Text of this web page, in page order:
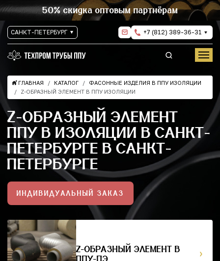
50% скидка оптовым партнёрам
САНКТ-ПЕТЕРБУРГ +7 (812) 389-36-31
ГЛАВНАЯ КАТАЛОГ
ФАСОННЫЕ ИЗДЕЛИЯ В ППУ ИЗОЛЯЦИИ
Z-ОБРАЗНЫЙ ЭЛЕМЕНТ В ППУ ИЗОЛЯЦИИ
Z-ОБРАЗНЫЙ ЭЛЕМЕНТ
ППУ В ИЗОЛЯЦИИ В САНКТ-
ПЕТЕРБУРГЕ В САНКТ-
ПЕТЕРБУРГЕ
ИНДИВИДУАЛЬНЫЙ ЗАКАЗ
Z-ОБРАЗНЫЙ ЭЛЕМЕНТ В
ППУ-ПЭ